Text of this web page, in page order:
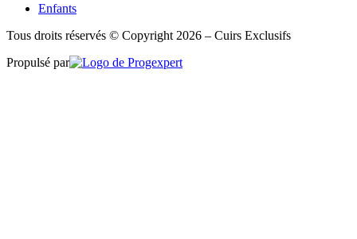
Enfants
Tous droits réservés © Copyright 2026 – Cuirs Exclusifs
Propulsé par